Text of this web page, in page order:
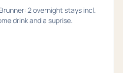
2 overnight stays incl.
drink and a suprise.